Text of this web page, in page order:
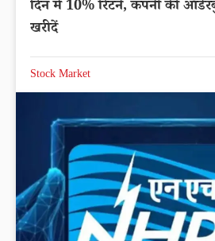
दिन में 10% रिटर्न, कंपनी की
खरीदें
Stock Market